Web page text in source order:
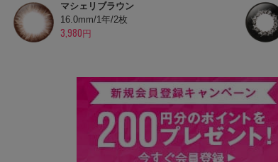
マシェリブラウン
16.0mm/1年/2枚
3,980円